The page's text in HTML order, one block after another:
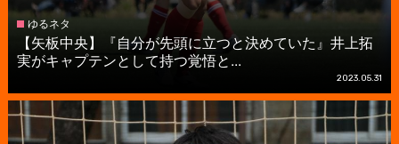
ゆるネタ
【矢板中央】『自分が先頭に立つと決めていた』井上拓
実がキャプテンとして持つ覚悟と...
2023.05.31